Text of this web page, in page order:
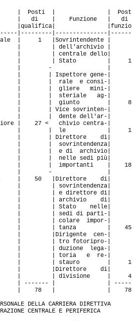
Posti | |
| di | Funzione | di
|---------|---------------
| 1 |Sovrintendente |
|
dello|
| 1
- |
gene-|
e consi-|
mini-|
ag-|
| 8
sovrinten-|
dell'ar-|
| 27 < chivio centra-|
le | 1
di|
archivio|
sedi più|
| 18
- |
| 50 |Direttore di|
di|
di|
nelle|
di parti-|
impor-|
| 45
cen-|
|
lega-|
e re-|
| 1
di|
| 4
| |
| | 78
DELLA CARRIERA DIRETTIVA
CENTRALE E PERIFERICA